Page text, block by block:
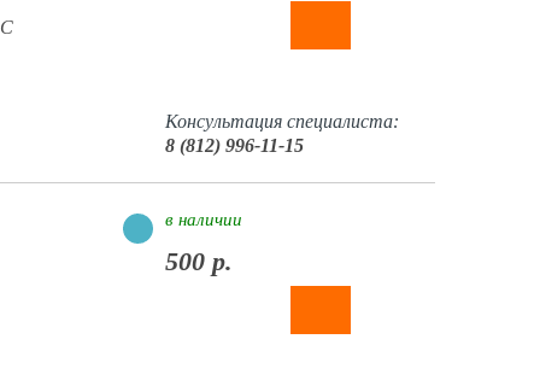
С
Консультация специалиста:
8 (812) 996-11-15
в наличии
500 р.